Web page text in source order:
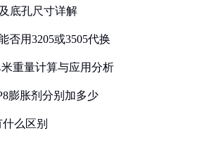
底孔尺寸详解
否用3205或3505代换
重量计算与应用分析
膨胀剂分别加多少
么区别